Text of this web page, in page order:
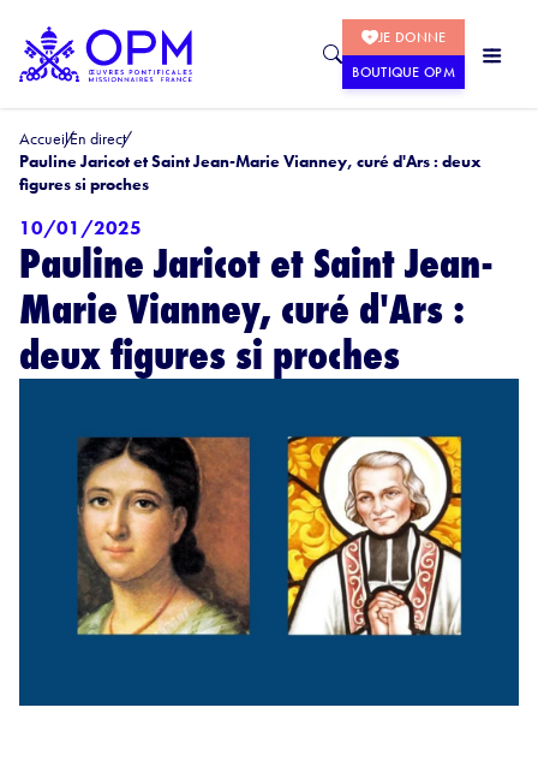
JE DONNE
BOUTIQUE OPM
AccueilEn direct
Pauline Jaricot et Saint Jean-Marie Vianney, curé d'Ars : deux
figures si proches
10/01/2025
Pauline Jaricot et Saint Jean-
Marie Vianney, curé d'Ars :
deux figures si proches